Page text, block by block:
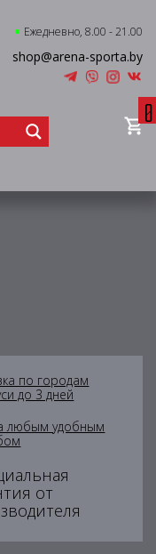
Ежедневно, 8.00 - 21.00
shop@arena-sporta.by
0
по городам
до 3 дней
любым удобным
от